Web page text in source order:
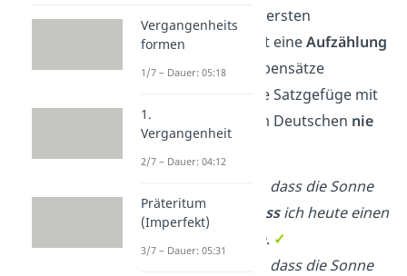
Nebensatz an den ersten
angehängt. Also ist eineAufzählung
gleichrangiger Nebensätze
entstanden. Solche Satzgefüge mit
„und“ brauchen im Deutschen nie
ein Komma.
Ich freue mich, dass die Sonne
scheint
und dassich heute einen
. ✓
Ich freue mich, dass die Sonne
Vergangenheits
formen
1/7 – Dauer: 05:18
1.
Vergangenheit
2/7 – Dauer: 04:12
Präteritum
(Imperfekt)
3/7 – Dauer: 05:31